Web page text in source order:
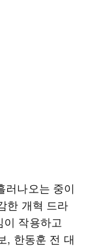
러나오는 중이
한 개혁 드라
작용하고
, 한동훈 전 대